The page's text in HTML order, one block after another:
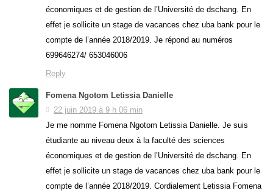
économiques et de gestion de l’Université de dschang. En
effet je sollicite un stage de vacances chez uba bank pour le
compte de l’année 2018/2019. Je répond au numéros
699646274/ 653046006
Reply
Fomena Ngotom Letissia Danielle
22 juin 2019 à 9 h 06 min
Je me nomme Fomena Ngotom Letissia Danielle. Je suis
étudiante au niveau deux à la faculté des sciences
économiques et de gestion de l’Université de dschang. En
effet je sollicite un stage de vacances chez uba bank pour le
compte de l’année 2018/2019. Cordialement Letissia Fomena